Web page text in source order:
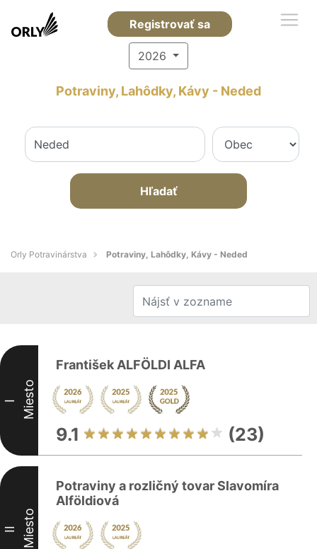
Registrovať sa
2026
Potraviny, Lahôdky, Kávy - Neded
Hľadať
Orly Potravinárstva Potraviny, Lahôdky, Kávy - Neded
I Miesto
František ALFÖLDI ALFA
9.1 (23)
II Miesto
Potraviny a rozličný tovar Slavomíra
Alföldiová